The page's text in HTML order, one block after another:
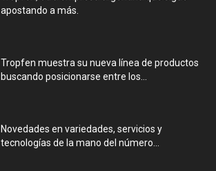
apostando a más.
Tropfen muestra su nueva línea de productos
buscando posicionarse entre los...
Novedades en variedades, servicios y
tecnologías de la mano del número...